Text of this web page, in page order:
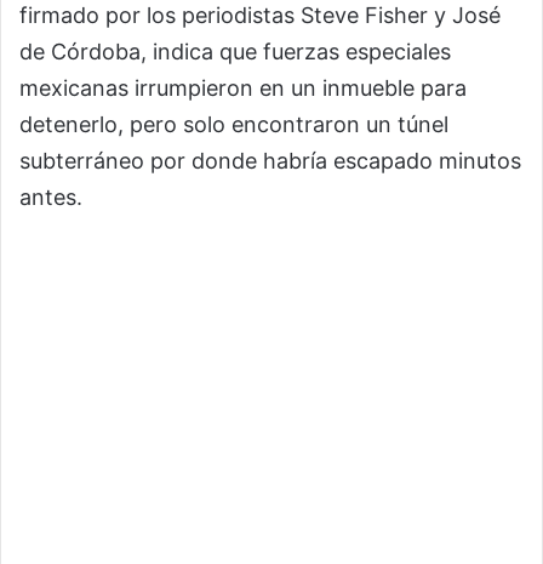
firmado por los periodistas Steve Fisher y José
de Córdoba, indica que fuerzas especiales
mexicanas irrumpieron en un inmueble para
detenerlo, pero solo encontraron un túnel
subterráneo por donde habría escapado minutos
antes.